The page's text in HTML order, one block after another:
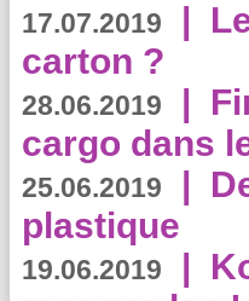
17.07.2019 |
carton ?
28.06.2019 |
cargo dans
25.06.2019 |
plastique
19.06.2019 |